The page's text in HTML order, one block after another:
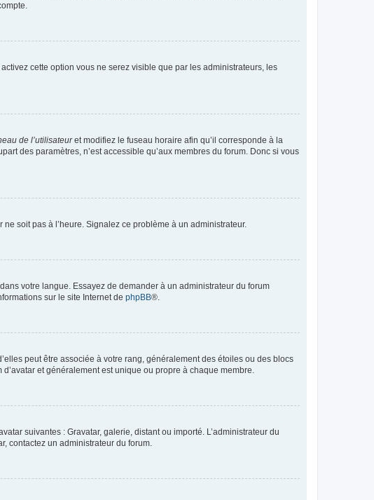
activez cette option vous ne serez visible que par les administrateurs, les
de l’utilisateuret modifiez le fuseau horaire afin qu’il corresponde à la
des paramètres, n’est accessible qu’aux membres du forum. Donc si vous
soit pas à l’heure. Signalez ce problème à un administrateur.
votre langue. Essayez de demander à un administrateur du forum
sur le site Internet de phpBB®.
peut être associée à votre rang, généralement des étoiles ou des blocs
et généralement est unique ou propre à chaque membre.
suivantes : Gravatar, galerie, distant ou importé. L’administrateur du
contactez un administrateur du forum.